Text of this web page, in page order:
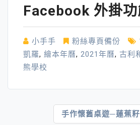
Facebook 外掛
小手手 粉絲專頁備份
凱羅, 繪本年曆, 2021年曆, 古利
熊學校
手作懷舊桌遊─蓮蕉